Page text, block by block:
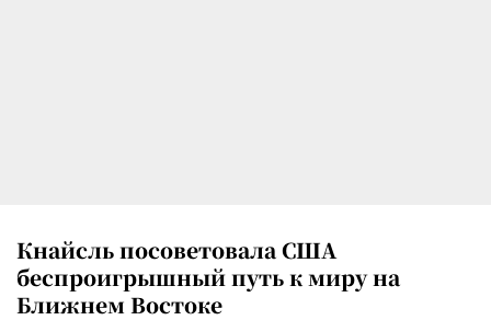
Кнайсль посоветовала США
беспроигрышный путь к миру на
Ближнем Востоке